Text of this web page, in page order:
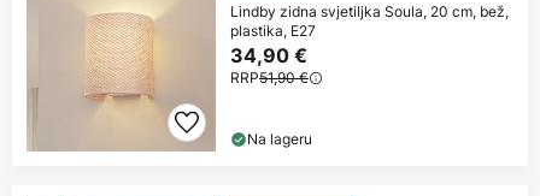
Lindby zidna svjetiljka Soula, 20 cm, bež,
plastika, E27
34,90 €
RRP51,90 €
Na lageru